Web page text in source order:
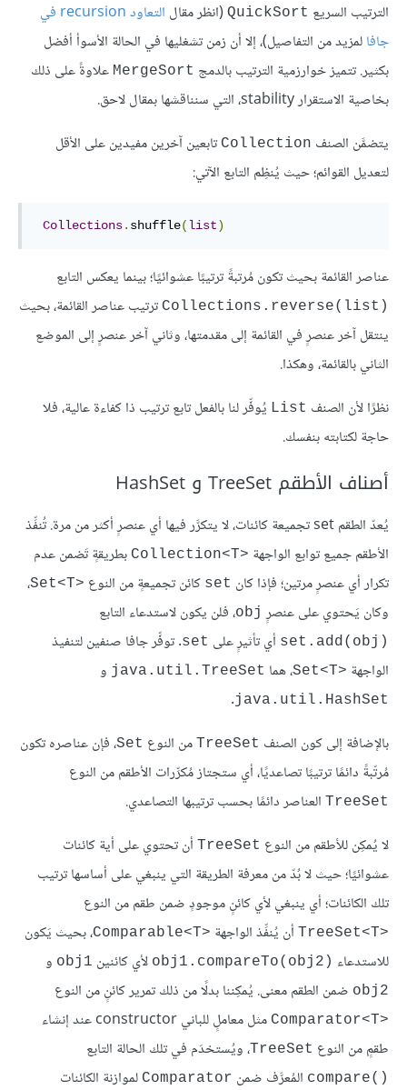
الترتيب السريع QuickSort (انظر مقال
التعاود recursion في
جافالمزيد من التفاصيل)، إلا أن زمن تشغليها في الحالة الأسوأ أفضل
بكثير. تتميز خوارزمية الترتيب بالدمج MergeSort علاوةً على ذلك
بخاصية الاستقرار stability، التي سنناقشها بمقال لاحق.
يتضمَّن الصنف Collection تابعين آخرين مفيدين على الأقل
لتعديل القوائم؛ حيث يُنظِم التابع الآتي:
Collections. shuffle(list)‎
عناصر القائمة بحيث تكون مُرتبةً ترتيبًا عشوائيًا؛ بينما يعكس التابع
Collections.reverse(list)‎ ترتيب عناصر القائمة، بحيث
ينتقل آخر عنصرٍ في القائمة إلى مقدمتها، وثاني آخر عنصرٍ إلى الموضع
الثاني بالقائمة، وهكذا.
نظرًا لأن الصنف List يُوفِّر لنا بالفعل تابع ترتيب ذا كفاءة عالية، فلا
حاجة لكتابته بنفسك.
أصناف الأطقم TreeSet و HashSet
يُعدّ الطقم set تجميعة كائنات، لا يتكرَّر فيها أي عنصرٍ أكثر من مرة. تُنفِّذ
الأطقم جميع توابع الواجهة Collection<T>‎ بطريقةٍ تَضمن عدم
تكرار أي عنصرٍ مرتين؛ فإذا كان set كائن تجميعةٍ من النوع Set<T>‎،
وكان يَحتوي على عنصرٍ obj، فلن يكون لاستدعاء التابع
set.add(obj)‎ أي تأثيرٍ على set. توفِّر جافا صنفين لتنفيذ
الواجهة Set<T>‎، هما java.util.TreeSet و
java.util.HashSet
.
بالإضافة إلى كون الصنف TreeSet من النوع Set، فإن عناصره تكون
مُرتّبةً دائمًا ترتيبًا تصاعديًا، أي ستجتاز مُكرِّرات الأطقم من النوع
TreeSet العناصر دائمًا بحسب ترتيبها التصاعدي.
لا يُمكِن للأطقم من النوع TreeSet أن تحتوي على أية كائنات
عشوائيًا؛ حيث لا بُدّ من معرفة الطريقة التي ينبغي على أساسها ترتيب
تلك الكائنات؛ أي ينبغي لأي كائنٍ موجودٍ ضمن طقم من النوع
TreeSet<T>‎ أن يُنفِّذ الواجهة Comparable<T>‎، بحيث يَكون
للاستدعاء obj1.compareTo(obj2)‎ لأي كائنين obj1 و
obj2 ضمن الطقم معنى. يُمكِننا بدلًا من ذلك تمرير كائنٍ من النوع
Comparator<T>‎
مثل معاملٍ للباني constructor عند إنشاء
طقمٍ من النوع TreeSet، ويُستخدَم في تلك الحالة التابع
compare()‎ المُعرَّف ضمن Comparator لموازنة الكائنات